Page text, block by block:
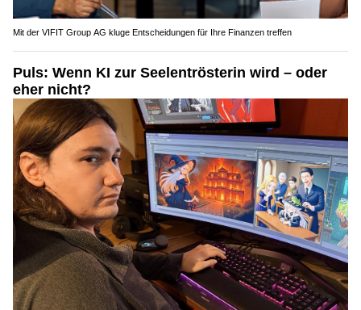
Mit der VIFIT Group AG kluge Entscheidungen für Ihre Finanzen treffen
Puls: Wenn KI zur Seelentrösterin wird – oder
eher nicht?